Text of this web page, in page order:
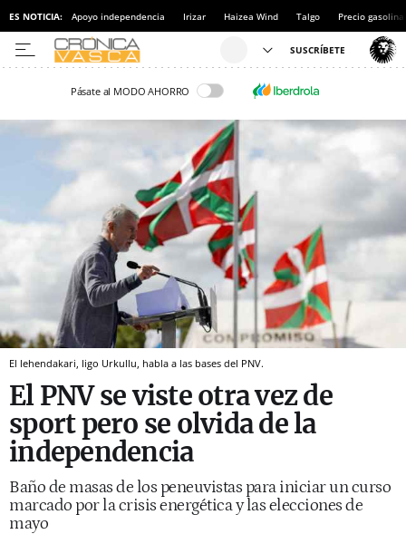
ES NOTICIA: Apoyo independencia Irizar Haizea Wind Talgo Precio gasolina
Pásate al MODO AHORRO
El lehendakari, Iigo Urkullu, habla a las bases del PNV.
El PNV se viste otra vez de
sport pero se olvida de la
independencia
Baño de masas de los peneuvistas para iniciar un curso
marcado por la crisis energética y las elecciones de
mayo